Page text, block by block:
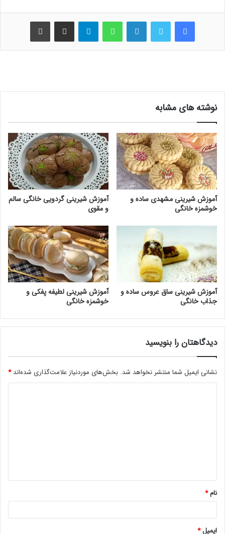
فیس بوک لینکدین واتس آپ اشتراک گذاری از طریق ایمیل
نوشته های مشابه
آموزش شیرینی مشهدی ساده و
خوشمزه خانگی
آموزش شیرینی گردویی خانگی سالم
و مقوی
آموزش شیرینی ساق عروس ساده و
جذاب خانگی
آموزش شیرینی لطیفه پفکی و
خوشمزه خانگی
دیدگاهتان را بنویسید
نشانی ایمیل شما منتشر نخواهد شد. بخش‌های موردنیاز علامت‌گذاری شده‌اند*
*
نام*
ایمیل*